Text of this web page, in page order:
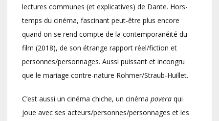
lectures communes (et explicatives) de Dante. Hors-
temps du cinéma, fascinant peut-être plus encore
quand on se rend compte de la contemporanéité du
film (2018), de son étrange rapport réel/fiction et
personnes/personnages. Aussi puissant et incongru
que le mariage contre-nature Rohmer/Straub-Huillet.
C’est aussi un cinéma chiche, un cinéma povera qui
joue avec ses acteurs/personnes/personnages et les